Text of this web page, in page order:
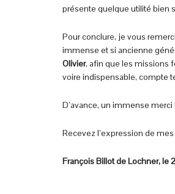
présente quelque utilité bien
Pour conclure, je vous
immense et si ancienne
Olivier, afin que les missions
voire indispensable, compte
D’avance, un immense merci !
Recevez l’expression de
François Billot de Lochner, le